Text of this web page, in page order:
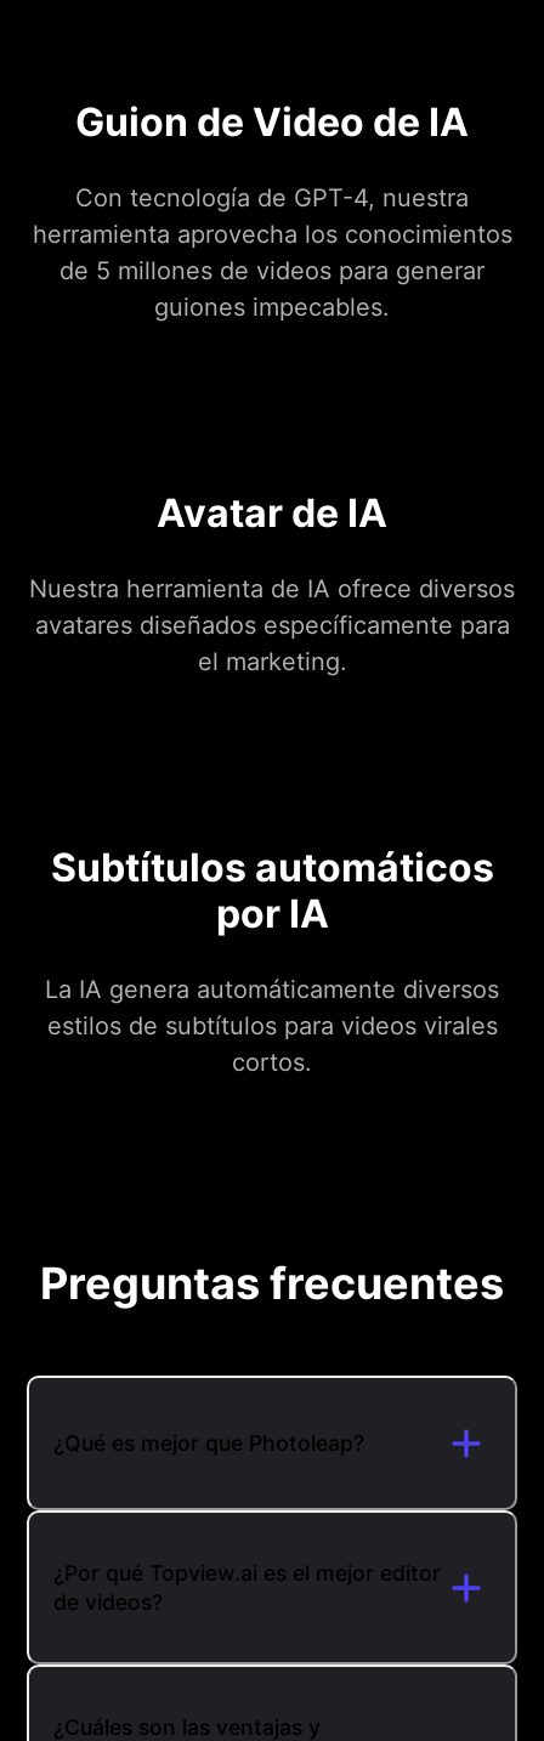
Guion de Video de IA
Con tecnología de GPT-4, nuestra
herramienta aprovecha los conocimientos
de 5 millones de videos para generar
guiones impecables.
Avatar de IA
Nuestra herramienta de IA ofrece diversos
avatares diseñados específicamente para
el marketing.
Subtítulos automáticos
por IA
La IA genera automáticamente diversos
estilos de subtítulos para videos virales
cortos.
Preguntas frecuentes
¿Qué es mejor que Photoleap?
¿Por qué Topview.ai es el mejor editor
de videos?
¿Cuáles son las ventajas y